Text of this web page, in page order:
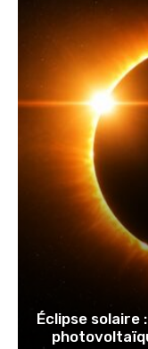
Éclipse solaire